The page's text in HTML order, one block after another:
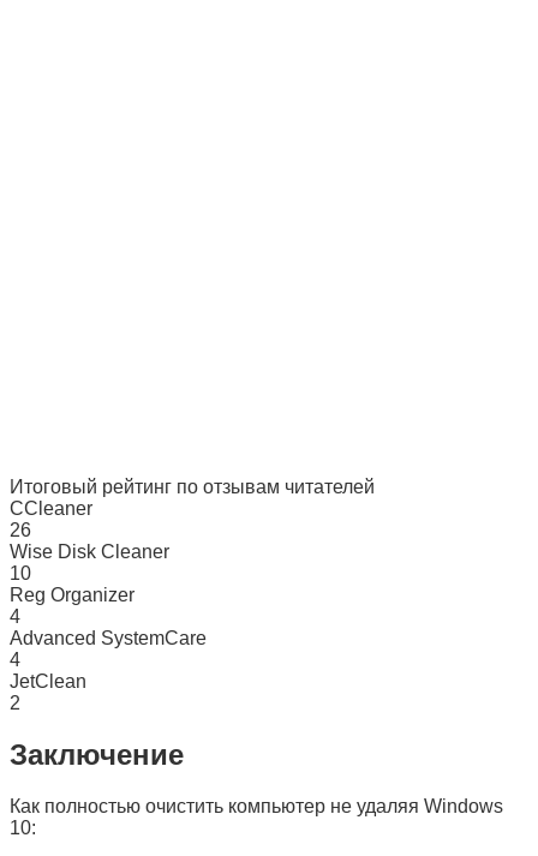
Итоговый рейтинг по отзывам читателей
CCleaner
26
Wise Disk Cleaner
10
Reg Organizer
4
Advanced SystemCare
4
JetClean
2
Заключение
Как полностью очистить компьютер не удаляя Windows
10: